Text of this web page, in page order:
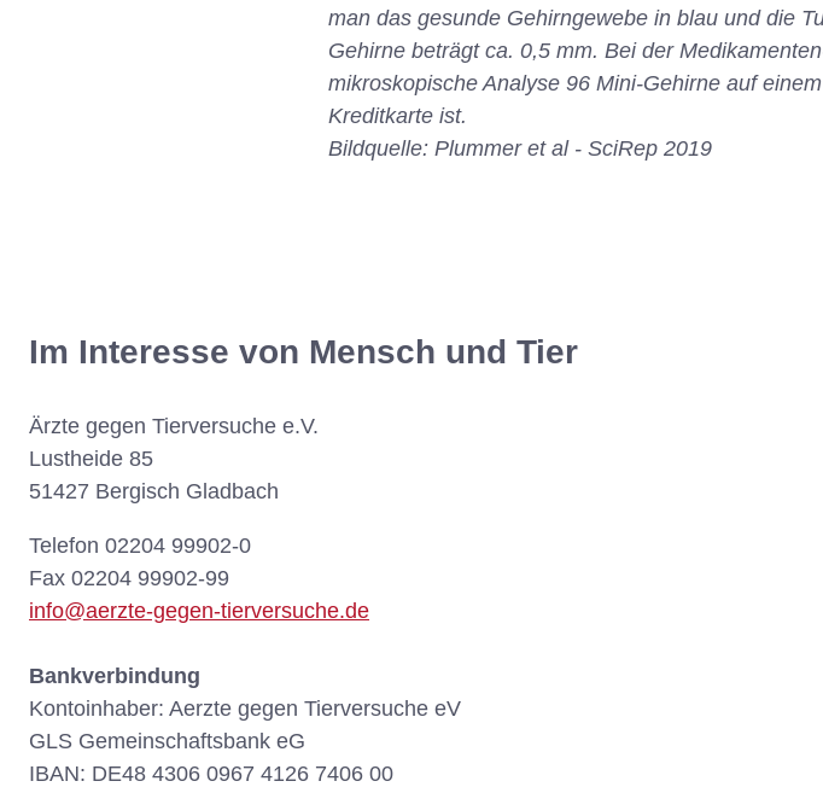
man das gesunde Gehirngewebe in blau und die
Gehirne beträgt ca. 0,5 mm. Bei der
mikroskopische Analyse 96 Mini-Gehirne auf
Kreditkarte ist.
Bildquelle: Plummer et al - SciRep 2019
Im Interesse von Mensch und Tier
Ärzte gegen Tierversuche e.V.
Lustheide 85
51427 Bergisch Gladbach
Telefon 02204 99902-0
Fax 02204 99902-99
info@aerzte-gegen-tierversuche.de
Bankverbindung
Kontoinhaber: Aerzte gegen Tierversuche eV
GLS Gemeinschaftsbank eG
IBAN: DE48 4306 0967 4126 7406 00